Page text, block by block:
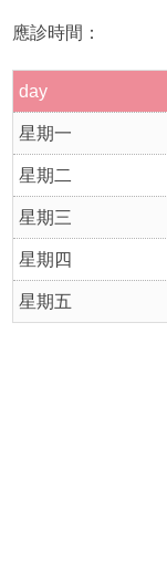
應診時間：
day
星期一
星期二
星期三
星期四
星期五